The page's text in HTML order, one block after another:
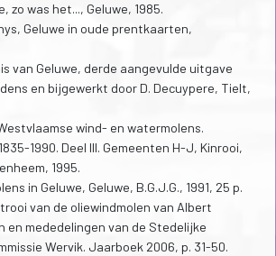
zo was het..., Geluwe, 1985.
Geluwe in oude prentkaarten,
van Geluwe, derde aangevulde uitgave
en bijgewerkt door D. Decuypere, Tielt,
wind- en watermolens.
1990. Deel III. Gemeenten H-J, Kinrooi,
1995.
in Geluwe, Geluwe, B.G.J.G., 1991, 25 p.
van de oliewindmolen van Albert
en mededelingen van de Stedelijke
Wervik. Jaarboek 2006, p. 31-50.